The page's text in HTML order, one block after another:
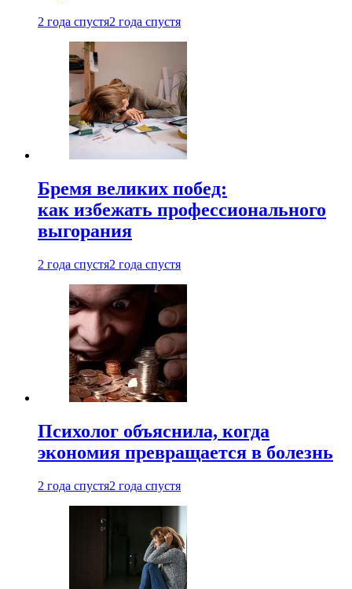
2 года спустя2 года спустя
Бремя великих побед:
как избежать профессионального
выгорания
2 года спустя2 года спустя
Психолог объяснила, когда
экономия превращается в болезнь
2 года спустя2 года спустя